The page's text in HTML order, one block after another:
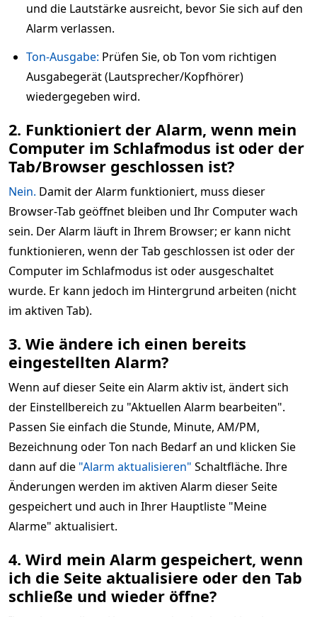
und die Lautstärke ausreicht, bevor Sie sich auf den
Alarm verlassen.
Ton-Ausgabe: Prüfen Sie, ob Ton vom richtigen
Ausgabegerät (Lautsprecher/Kopfhörer)
wiedergegeben wird.
2. Funktioniert der Alarm, wenn mein
Computer im Schlafmodus ist oder der
Tab/Browser geschlossen ist?
Nein. Damit der Alarm funktioniert, muss dieser
Browser-Tab geöffnet bleiben und Ihr Computer wach
sein. Der Alarm läuft in Ihrem Browser; er kann nicht
funktionieren, wenn der Tab geschlossen ist oder der
Computer im Schlafmodus ist oder ausgeschaltet
wurde. Er kann jedoch im Hintergrund arbeiten (nicht
im aktiven Tab).
3. Wie ändere ich einen bereits
eingestellten Alarm?
Wenn auf dieser Seite ein Alarm aktiv ist, ändert sich
der Einstellbereich zu "Aktuellen Alarm bearbeiten".
Passen Sie einfach die Stunde, Minute, AM/PM,
Bezeichnung oder Ton nach Bedarf an und klicken Sie
dann auf die "Alarm aktualisieren" Schaltfläche. Ihre
Änderungen werden im aktiven Alarm dieser Seite
gespeichert und auch in Ihrer Hauptliste "Meine
Alarme" aktualisiert.
4. Wird mein Alarm gespeichert, wenn
ich die Seite aktualisiere oder den Tab
schließe und wieder öffne?